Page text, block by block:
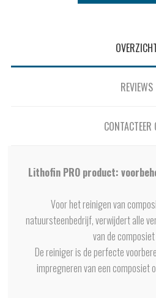
REVIEWS
CONTACTEER
Lithofin PRO product:
Voor het reinigen van
natuursteenbedrijf, verwijdert alle
van de
De reiniger is de perfecte
impregneren van een composiet